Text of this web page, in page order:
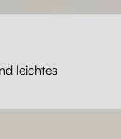
leichtes